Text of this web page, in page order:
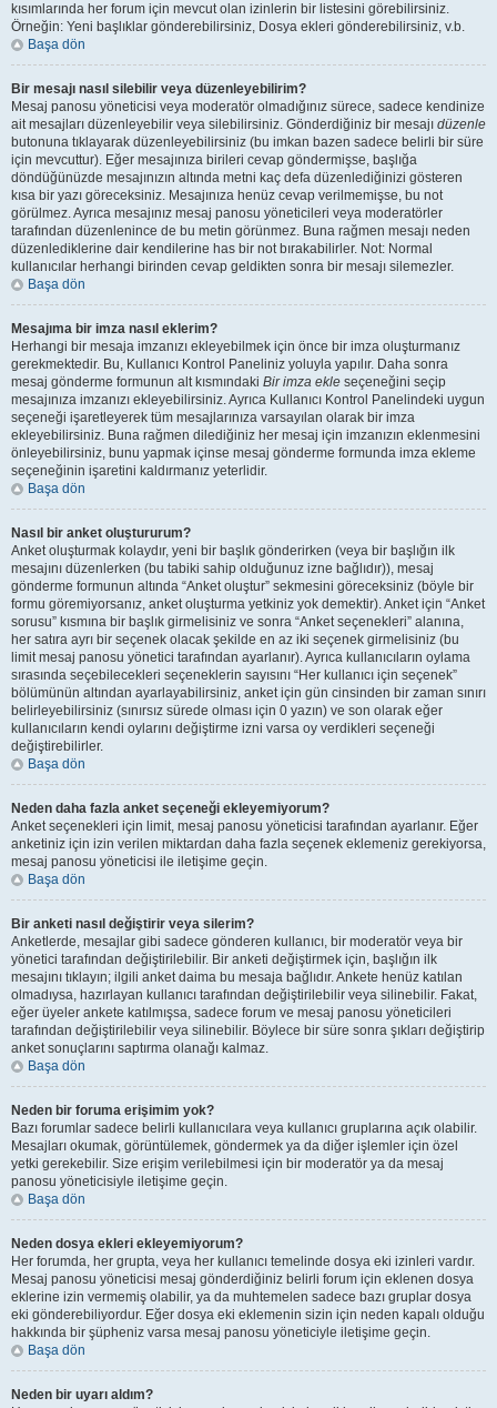
kısımlarında her forum için mevcut olan izinlerin bir listesini görebilirsiniz.
Örneğin: Yeni başlıklar gönderebilirsiniz, Dosya ekleri gönderebilirsiniz, v.b.
Başa dön
Bir mesajı nasıl silebilir veya düzenleyebilirim?
Mesaj panosu yöneticisi veya moderatör olmadığınız sürece, sadece kendinize
ait mesajları düzenleyebilir veya silebilirsiniz. Gönderdiğiniz bir mesajı düzenle
butonuna tıklayarak düzenleyebilirsiniz (bu imkan bazen sadece belirli bir süre
için mevcuttur). Eğer mesajınıza birileri cevap göndermişse, başlığa
döndüğünüzde mesajınızın altında metni kaç defa düzenlediğinizi gösteren
kısa bir yazı göreceksiniz. Mesajınıza henüz cevap verilmemişse, bu not
görülmez. Ayrıca mesajınız mesaj panosu yöneticileri veya moderatörler
tarafından düzenlenince de bu metin görünmez. Buna rağmen mesajı neden
düzenlediklerine dair kendilerine has bir not bırakabilirler. Not: Normal
kullanıcılar herhangi birinden cevap geldikten sonra bir mesajı silemezler.
Başa dön
Mesajıma bir imza nasıl eklerim?
Herhangi bir mesaja imzanızı ekleyebilmek için önce bir imza oluşturmanız
gerekmektedir. Bu, Kullanıcı Kontrol Paneliniz yoluyla yapılır. Daha sonra
mesaj gönderme formunun alt kısmındaki Bir imza ekle seçeneğini seçip
mesajınıza imzanızı ekleyebilirsiniz. Ayrıca Kullanıcı Kontrol Panelindeki uygun
seçeneği işaretleyerek tüm mesajlarınıza varsayılan olarak bir imza
ekleyebilirsiniz. Buna rağmen dilediğiniz her mesaj için imzanızın eklenmesini
önleyebilirsiniz, bunu yapmak içinse mesaj gönderme formunda imza ekleme
seçeneğinin işaretini kaldırmanız yeterlidir.
Başa dön
Nasıl bir anket oluştururum?
Anket oluşturmak kolaydır, yeni bir başlık gönderirken (veya bir başlığın ilk
mesajını düzenlerken (bu tabiki sahip olduğunuz izne bağlıdır)), mesaj
gönderme formunun altında “Anket oluştur” sekmesini göreceksiniz (böyle bir
formu göremiyorsanız, anket oluşturma yetkiniz yok demektir). Anket için “Anket
sorusu” kısmına bir başlık girmelisiniz ve sonra “Anket seçenekleri” alanına,
her satıra ayrı bir seçenek olacak şekilde en az iki seçenek girmelisiniz (bu
limit mesaj panosu yönetici tarafından ayarlanır). Ayrıca kullanıcıların oylama
sırasında seçebilecekleri seçeneklerin sayısını “Her kullanıcı için seçenek”
bölümünün altından ayarlayabilirsiniz, anket için gün cinsinden bir zaman sınırı
belirleyebilirsiniz (sınırsız sürede olması için 0 yazın) ve son olarak eğer
kullanıcıların kendi oylarını değiştirme izni varsa oy verdikleri seçeneği
değiştirebilirler.
Başa dön
Neden daha fazla anket seçeneği ekleyemiyorum?
Anket seçenekleri için limit, mesaj panosu yöneticisi tarafından ayarlanır. Eğer
anketiniz için izin verilen miktardan daha fazla seçenek eklemeniz gerekiyorsa,
mesaj panosu yöneticisi ile iletişime geçin.
Başa dön
Bir anketi nasıl değiştirir veya silerim?
Anketlerde, mesajlar gibi sadece gönderen kullanıcı, bir moderatör veya bir
yönetici tarafından değiştirilebilir. Bir anketi değiştirmek için, başlığın ilk
mesajını tıklayın; ilgili anket daima bu mesaja bağlıdır. Ankete henüz katılan
olmadıysa, hazırlayan kullanıcı tarafından değiştirilebilir veya silinebilir. Fakat,
eğer üyeler ankete katılmışsa, sadece forum ve mesaj panosu yöneticileri
tarafından değiştirilebilir veya silinebilir. Böylece bir süre sonra şıkları değiştirip
anket sonuçlarını saptırma olanağı kalmaz.
Başa dön
Neden bir foruma erişimim yok?
Bazı forumlar sadece belirli kullanıcılara veya kullanıcı gruplarına açık olabilir.
Mesajları okumak, görüntülemek, göndermek ya da diğer işlemler için özel
yetki gerekebilir. Size erişim verilebilmesi için bir moderatör ya da mesaj
panosu yöneticisiyle iletişime geçin.
Başa dön
Neden dosya ekleri ekleyemiyorum?
Her forumda, her grupta, veya her kullanıcı temelinde dosya eki izinleri vardır.
Mesaj panosu yöneticisi mesaj gönderdiğiniz belirli forum için eklenen dosya
eklerine izin vermemiş olabilir, ya da muhtemelen sadece bazı gruplar dosya
eki gönderebiliyordur. Eğer dosya eki eklemenin sizin için neden kapalı olduğu
hakkında bir şüpheniz varsa mesaj panosu yöneticiyle iletişime geçin.
Başa dön
Neden bir uyarı aldım?